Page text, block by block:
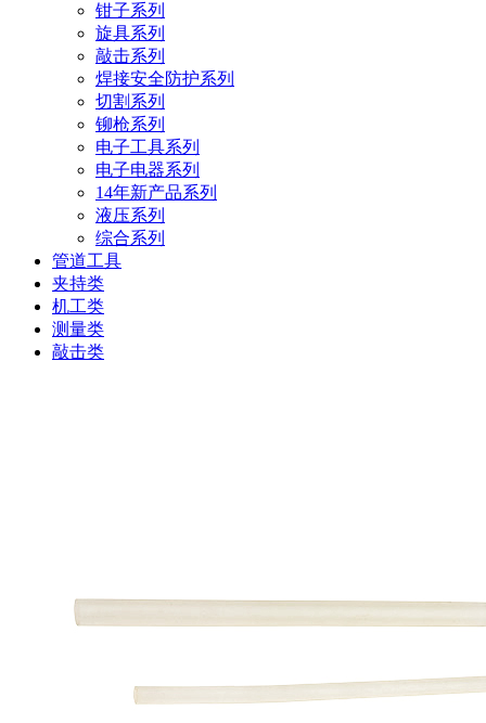
钳子系列
旋具系列
敲击系列
焊接安全防护系列
切割系列
铆枪系列
电子工具系列
电子电器系列
14年新产品系列
液压系列
综合系列
管道工具
夹持类
机工类
测量类
敲击类